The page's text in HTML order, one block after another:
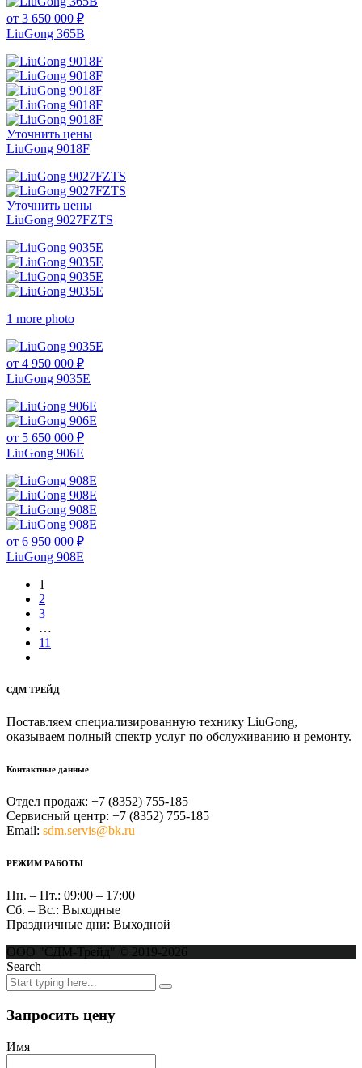
от 3 650 000 ₽
LiuGong 365B
Уточнить цены
LiuGong 9018F
Уточнить цены
LiuGong 9027FZTS
1 more photo
от 4 950 000 ₽
LiuGong 9035E
от 5 650 000 ₽
LiuGong 906E
от 6 950 000 ₽
LiuGong 908E
1
2
3
…
11
СДМ ТРЕЙД
Поставляем специализированную технику LiuGong,
оказываем полный спектр услуг по обслуживанию и ремонту.
Контактные данные
Отдел продаж: +7 (8352) 755-185
Сервисный центр: +7 (8352) 755-185
Email: sdm.servis@bk.ru
РЕЖИМ РАБОТЫ
Пн. – Пт.: 09:00 – 17:00
Сб. – Вс.: Выходные
Праздничные дни: Выходной
ООО "СДМ-Трейд" © 2019-2026
Search
Запросить цену
Имя